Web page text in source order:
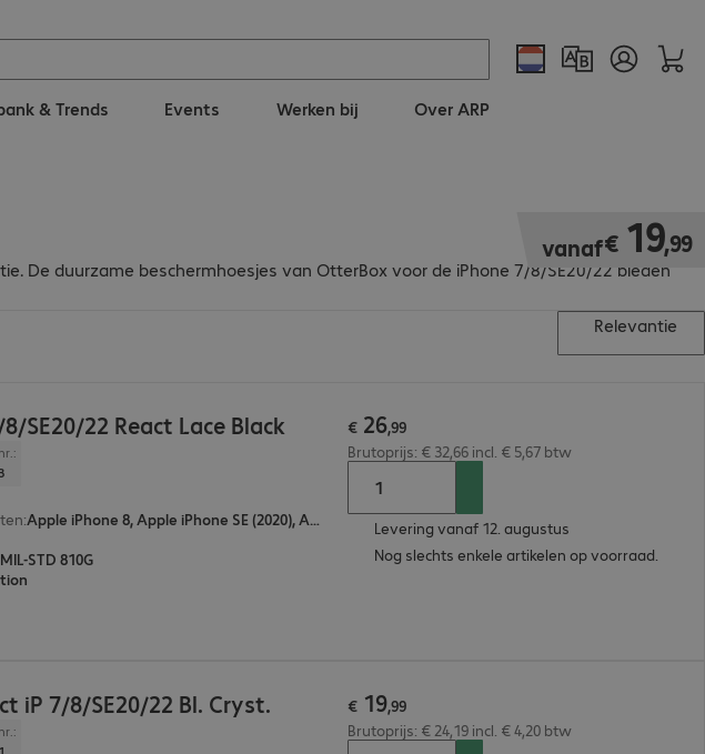
& Trends Events Werken bij Over ARP
De duurzame beschermhoesjes van OtterBox voor de iPhone 7/8/SE20/22 bieden
vanaf€ 19,99
€ 19,99
Relevantie
SE20/22 React Lace Black
:
Apple iPhone 8, Apple iPhone SE (2020), Apple iPhone 7, Apple iPhone SE (2022)
MIL-STD 810G
€ 26,99
Brutoprijs: € 32,66 incl. € 5,67 btw
Levering vanaf 12. augustus
Nog slechts enkele artikelen op voorraad.
iP 7/8/SE20/22 Bl. Cryst. € 19,99
Brutoprijs: € 24,19 incl. € 4,20 btw